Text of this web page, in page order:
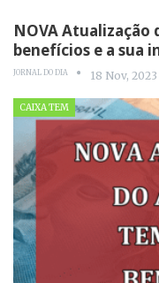
NOVA Atualização
benefícios e a sua
JORNAL DO DIA 18 Nov, 2023
CAIXA TEM